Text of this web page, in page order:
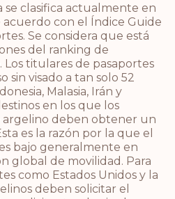
se clasifica actualmente en
con el Índice Guide
Se considera que está
del ranking de
titulares de pasaportes
sin visado a tan solo 52
Malasia, Irán y
en los que los
deben obtener un
es la razón por la que el
bajo generalmente en
global de movilidad. Para
como Estados Unidos y la
deben solicitar el